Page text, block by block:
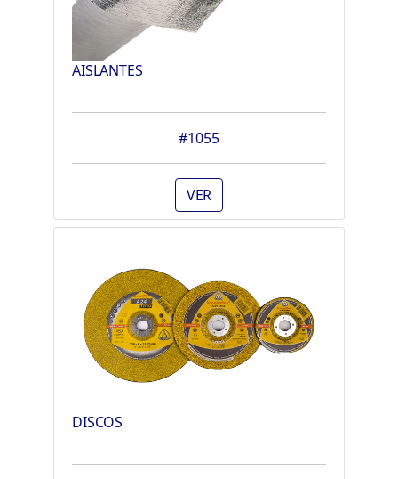
AISLANTES
#1055
VER
DISCOS